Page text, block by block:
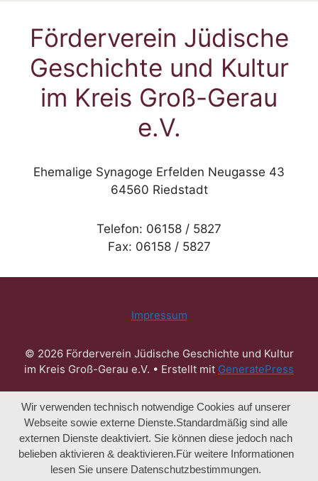
Förderverein Jüdische
Geschichte und Kultur
im Kreis Groß-Gerau
e.V.
Ehemalige Synagoge Erfelden Neugasse 43
64560 Riedstadt
Telefon: 06158 / 5827
Fax: 06158 / 5827
Impressum
© 2026 Förderverein Jüdische Geschichte und Kultur
im Kreis Groß-Gerau e.V. • Erstellt mit GeneratePress
Wir verwenden technisch notwendige Cookies auf unserer
Webseite sowie externe Dienste.Standardmäßig sind alle
externen Dienste deaktiviert. Sie können diese jedoch nach
belieben aktivieren & deaktivieren.Für weitere Informationen
lesen Sie unsere Datenschutzbestimmungen.